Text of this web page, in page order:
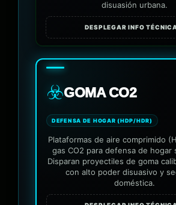
disuasión urbana.
DESPLEGAR INFO
☣️GOMA CO2
DEFENSA DE HOGAR (HDP/HDR)
Plataformas de aire comprimido
gas CO2 para defensa de hogar
Disparan proyectiles de goma
con alto poder disuasivo y
doméstica.